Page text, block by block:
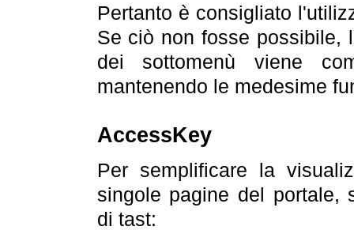
Pertanto è consigliato
Se ciò non fosse possibile,
dei sottomenù viene
mantenendo le medesime
AccessKey
Per semplificare la
singole pagine del portale,
di tast: